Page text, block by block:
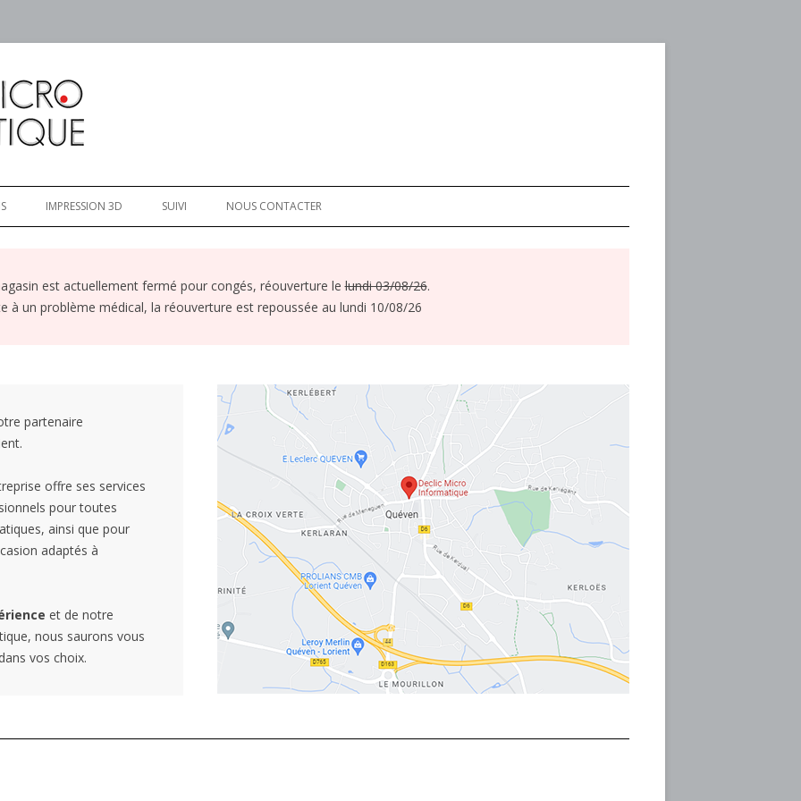
sur Lorient et ses environs.
Aller
IMPRESSION 3D SUIVI NOUS CONTACTER
est actuellement fermé pour congés, réouverture lelundi 03/08/26.
à un problème médical, la réouverture est repoussée au lundi 10/08/26
partenaire
offre ses services
pour toutes
ainsi que pour
adaptés à
et de notre
nous saurons vous
vos choix.